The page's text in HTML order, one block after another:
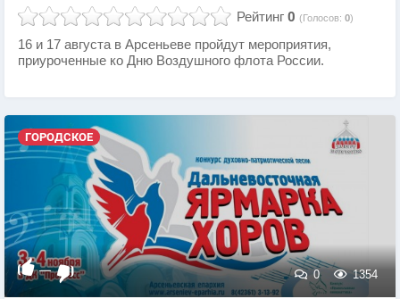
Рейтинг 0 (Голосов: 0)
16 и 17 августа в Арсеньеве пройдут мероприятия,
приуроченные ко Дню Воздушного флота России.
ГОРОДСКОЕ
— 0 1354